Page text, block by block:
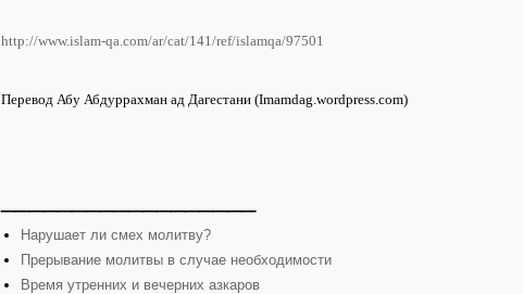
http://www.islam-qa.com/ar/cat/141/ref/islamqa/97501
Перевод Абу Абдуррахман ад Дагестани (Imamdag.wordpress.com)
Нарушает ли смех молитву?
Прерывание молитвы в случае необходимости
Время утренних и вечерних азкаров